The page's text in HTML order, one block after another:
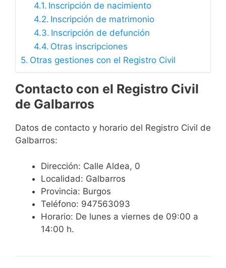
Inscripción de nacimiento
Inscripción de matrimonio
Inscripción de defunción
Otras inscripciones
Otras gestiones con el Registro Civil
Contacto con el Registro Civil
de Galbarros
Datos de contacto y horario del Registro Civil de
Galbarros:
Dirección: Calle Aldea, 0
Localidad: Galbarros
Provincia: Burgos
Teléfono: 947563093
Horario: De lunes a viernes de 09:00 a
14:00 h.